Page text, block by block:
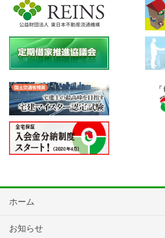
ホーム
お知らせ